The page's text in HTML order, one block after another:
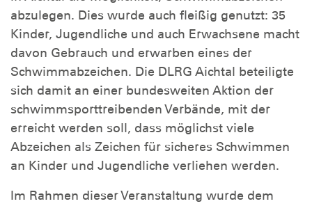
abzulegen. Dies wurde auch fleißig genutzt: 35
Kinder, Jugendliche und auch Erwachsene macht
davon Gebrauch und erwarben eines der
Schwimmabzeichen. Die DLRG Aichtal beteiligte
sich damit an einer bundesweiten Aktion der
schwimmsporttreibenden Verbände, mit der
erreicht werden soll, dass möglichst viele
Abzeichen als Zeichen für sicheres Schwimmen
an Kinder und Jugendliche verliehen werden.
Im Rahmen dieser Veranstaltung wurde dem